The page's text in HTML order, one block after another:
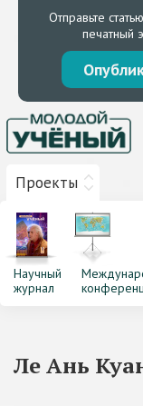
Отправьте
печатный
Проекты
Научный
журнал
Ле Ань